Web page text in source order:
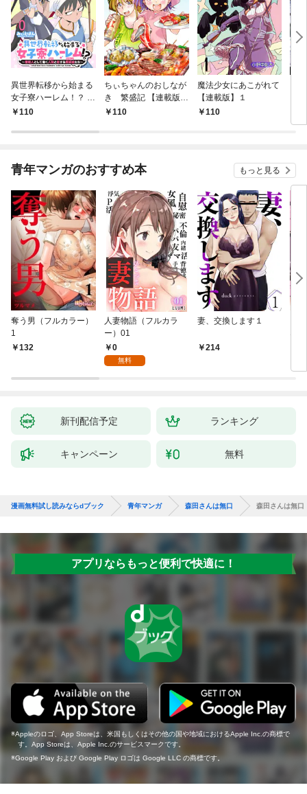
異世界転移から始まる
女子寮ハーレム！？ ～
管理人として働く人間
【連載版】０
110
ちぃちゃんのおしなが
き 繁盛記 【連載版】
１110
魔法少女にあこがれて
【連載版】１
110
青年マンガのおすすめ本 もっと見る
奪う男（フルカラー）
1
132
人妻物語（フルカラ
ー）01
0
無料
妻、交換します１
214
な
新刊配信予定 ランキング
キャンペーン 無料
漫画無料試し読みならdブック 青年マンガ 森田さんは無口 森田さんは無
アプリならもっと便利で快適に！
Appleのロゴ、App Storeは、米国もしくはその他の国や地域におけるApple Inc.の商標で
す。App Storeは、Apple Inc.のサービスマークです。
Google Play および Google Play ロゴは Google LLC の商標です。